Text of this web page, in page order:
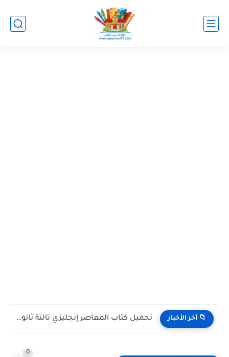
📁 آخر الأخبار تحميل كتاب المعاصر إنجليزي تالتة ثانوي ترم أول 2027...
0